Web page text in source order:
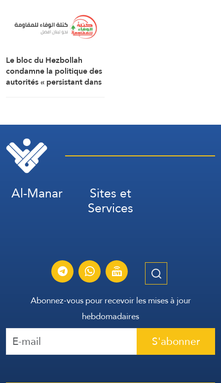
Le bloc du Hezbollah
condamne la politique des
autorités « persistant dans
Al-Manar Sites et
Services
Abonnez-vous pour recevoir les mises à jour
hebdomadaires
S'abonner